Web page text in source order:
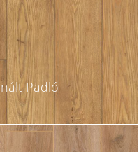
Padló